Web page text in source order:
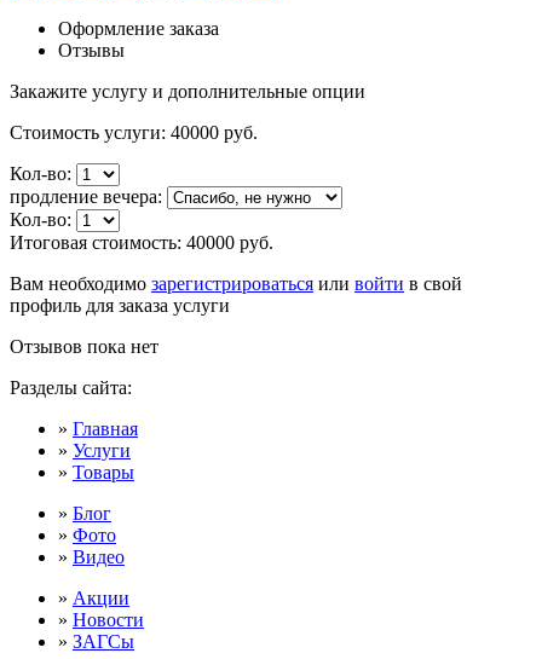
Оформление заказа
Отзывы
Закажите услугу и дополнительные опции
Стоимость услуги: 40000 руб.
Кол-во:
продление вечера:
Кол-во:
Итоговая стоимость: 40000 руб.
Вам необходимо зарегистрироваться или войти в свой
профиль для заказа услуги
Отзывов пока нет
Разделы сайта:
» Главная
» Услуги
» Товары
» Блог
» Фото
» Видео
» Акции
» Новости
» ЗАГСы